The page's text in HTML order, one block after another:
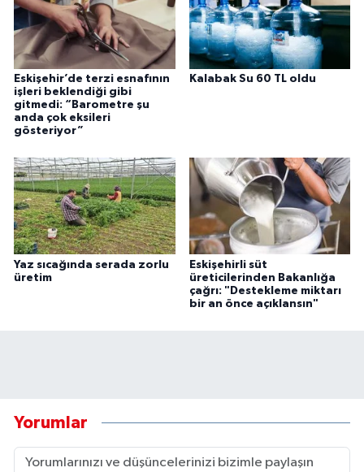
Eskişehir’de terzi esnafının
işleri beklendiği gibi
gitmedi: “Barometre şu
anda çok eksileri
gösteriyor”
Kalabak Su 60 TL oldu
Yaz sıcağında serada zorlu
üretim
Eskişehirli süt
üreticilerinden Bakanlığa
çağrı: "Destekleme miktarı
bir an önce açıklansın"
Yorumlar